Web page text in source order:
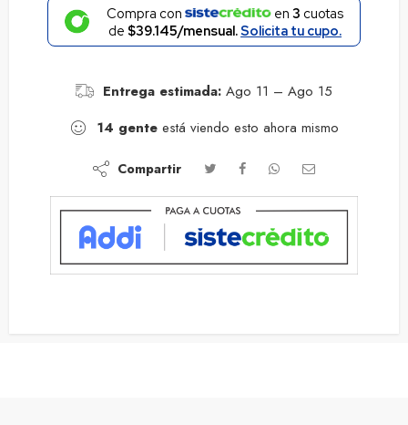
Compra con en 3 cuotas
de $39.145/mensual.Solicita tu cupo.
Entrega estimada: Ago 11 – Ago 15
14 gente está viendo esto ahora mismo
Compartir